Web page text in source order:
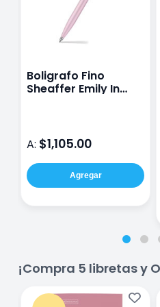
Boligrafo Fino
Sheaffer Emily In
A: $1,105.00
Agregar
¡Compra 5 libretas y